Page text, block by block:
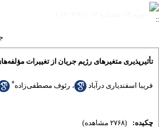
جلد
تأثیرپذیری متغیرهای رژیم جریان از تغییرات
فریبا اسفندیاری درآباد ، رئوف مصطفی‌زاده*
چکیده: (۲۷۶۸ مشاهده)